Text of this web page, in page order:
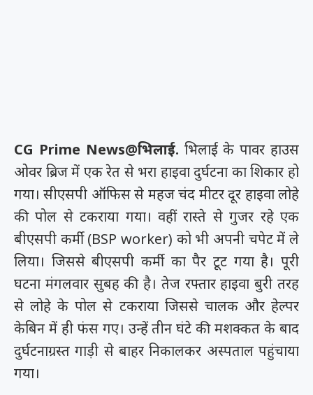
CG Prime News@भिलाई. भिलाई के पावर हाउस
ओवर ब्रिज में एक रेत से भरा हाइवा दुर्घटना का शिकार हो
गया। सीएसपी ऑफिस से महज चंद मीटर दूर हाइवा लोहे
की पोल से टकराया गया। वहीं रास्ते से गुजर रहे एक
बीएसपी कर्मी (BSP worker) को भी अपनी चपेट में ले
लिया। जिससे बीएसपी कर्मी का पैर टूट गया है। पूरी
घटना मंगलवार सुबह की है। तेज रफ्तार हाइवा बुरी तरह
से लोहे के पोल से टकराया जिससे चालक और हेल्पर
केबिन में ही फंस गए। उन्हें तीन घंटे की मशक्कत के बाद
दुर्घटनाग्रस्त गाड़ी से बाहर निकालकर अस्पताल पहुंचाया
गया।